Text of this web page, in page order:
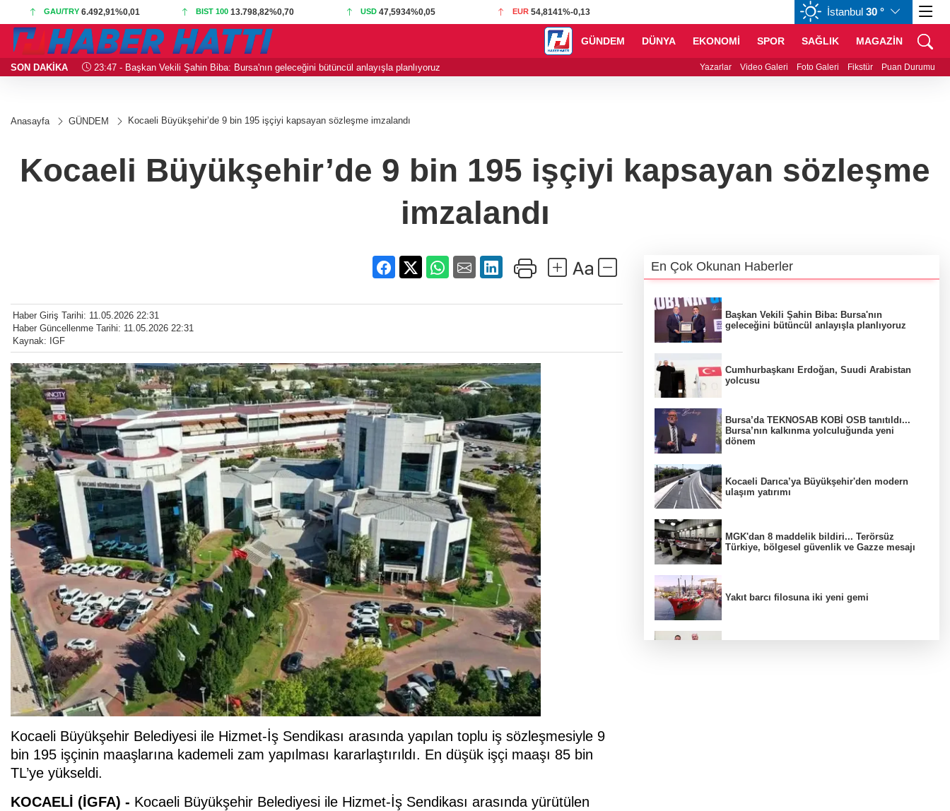
GAU/TRY 6.492,91%0,01 BIST 100 13.798,82%0,70 USD 47,5934%0,05 EUR 54,8141%-0,13 CHF 58,5984%0,09
İstanbul 30 °
GÜNDEM DÜNYA EKONOMİ SPOR SAĞLIK MAGAZİN
SON DAKİKA 23:47 - Başkan Vekili Şahin Biba: Bursa'nın geleceğini bütüncül anlayışla planlıyoruz 23:03 - Cumhurbaşkanı Erdoğan, Suudi Arabistan yolcusu
Yazarlar Video Galeri Foto Galeri Fikstür Puan Durumu
Anasayfa GÜNDEM Kocaeli Büyükşehir’de 9 bin 195 işçiyi kapsayan sözleşme imzalandı
Kocaeli Büyükşehir’de 9 bin 195 işçiyi kapsayan sözleşme
imzalandı
Haber Giriş Tarihi: 11.05.2026 22:31
Haber Güncellenme Tarihi: 11.05.2026 22:31
Kaynak: IGF
Kocaeli Büyükşehir Belediyesi ile Hizmet-İş Sendikası arasında yapılan toplu iş sözleşmesiyle 9
bin 195 işçinin maaşlarına kademeli zam yapılması kararlaştırıldı. En düşük işçi maaşı 85 bin
TL’ye yükseldi.
KOCAELİ (İGFA) - Kocaeli Büyükşehir Belediyesi ile Hizmet-İş Sendikası arasında yürütülen
En Çok Okunan Haberler
Başkan Vekili Şahin Biba: Bursa'nın
geleceğini bütüncül anlayışla planlıyoruz
Cumhurbaşkanı Erdoğan, Suudi Arabistan
yolcusu
Bursa’da TEKNOSAB KOBİ OSB tanıtıldı...
Bursa’nın kalkınma yolculuğunda yeni
dönem
Kocaeli Darıca’ya Büyükşehir'den modern
ulaşım yatırımı
MGK'dan 8 maddelik bildiri... Terörsüz
Türkiye, bölgesel güvenlik ve Gazze mesajı
Yakıt barcı filosuna iki yeni gemi